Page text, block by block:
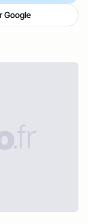
Google